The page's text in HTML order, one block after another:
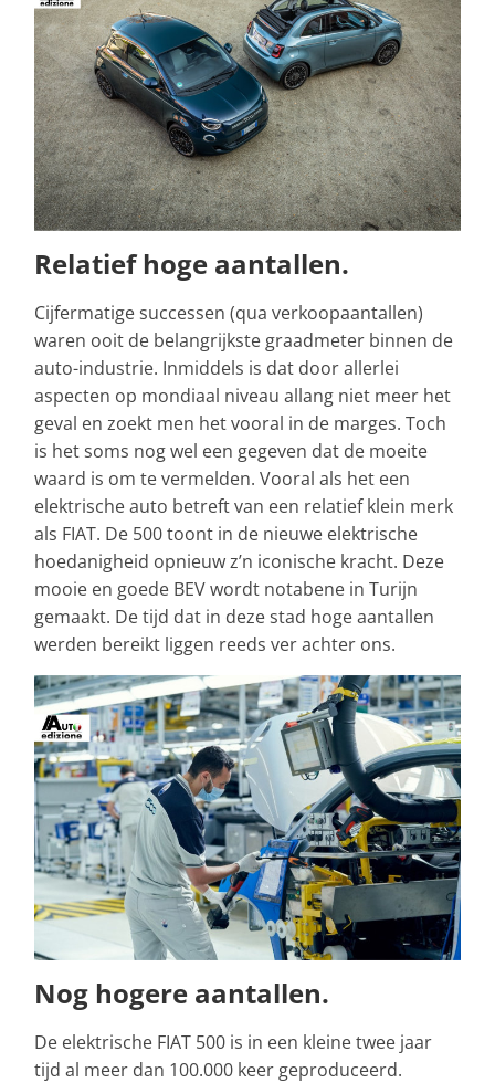
Relatief hoge aantallen.
Cijfermatige successen (qua verkoopaantallen)
waren ooit de belangrijkste graadmeter binnen de
auto-industrie. Inmiddels is dat door allerlei
aspecten op mondiaal niveau allang niet meer het
geval en zoekt men het vooral in de marges. Toch
is het soms nog wel een gegeven dat de moeite
waard is om te vermelden. Vooral als het een
elektrische auto betreft van een relatief klein merk
als FIAT. De 500 toont in de nieuwe elektrische
hoedanigheid opnieuw z’n iconische kracht. Deze
mooie en goede BEV wordt notabene in Turijn
gemaakt. De tijd dat in deze stad hoge aantallen
werden bereikt liggen reeds ver achter ons.
Nog hogere aantallen.
De elektrische FIAT 500 is in een kleine twee jaar
tijd al meer dan 100.000 keer geproduceerd.